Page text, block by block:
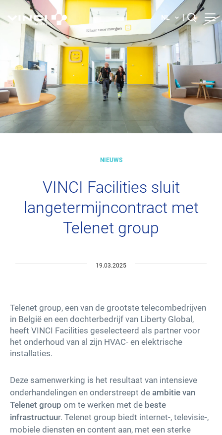
NL
Search
for:
Over ons
Onze oplossingen
Jouw carrière bij VINCI Facilities
Uw gebouw
Vestigingen in België
Contacteer ons
Onze oplossingen
Nieuws
Werken bij VINCI Facilities
Contacteer ons
linkedinyoutubefacebookinstagram
NIEUWS
VINCI Facilities sluit
langetermijncontract met
Telenet group
19.03.2025
Telenet group, een van de grootste telecombedrijven
in België en een dochterbedrijf van Liberty Global,
heeft VINCI Facilities geselecteerd als partner voor
het onderhoud van al zijn HVAC- en elektrische
installaties.
Deze samenwerking is het resultaat van intensieve
onderhandelingen en onderstreept de ambitie van
Telenet group om te werken met de beste
infrastructuur. Telenet group biedt internet-, televisie-,
mobiele diensten en content aan, met een sterke